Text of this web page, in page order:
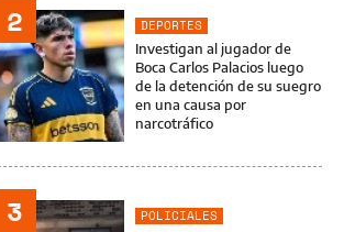
2
DEPORTES
Investigan al jugador de
Boca Carlos Palacios luego
de la detención de su suegro
en una causa por
narcotráfico
3
POLICIALES